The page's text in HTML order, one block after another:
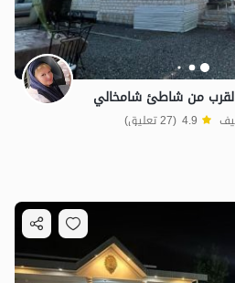
4.9 (27 تعليق)